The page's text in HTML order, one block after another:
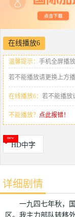
在线播放6
温馨提示： 手机全屏播
若不能播放请更换上方播
在线播放6： 若不能播放
不能播放？ 点此报错！
HD中字
详细剧情
一九四七年秋，国
区。我主力部队转移